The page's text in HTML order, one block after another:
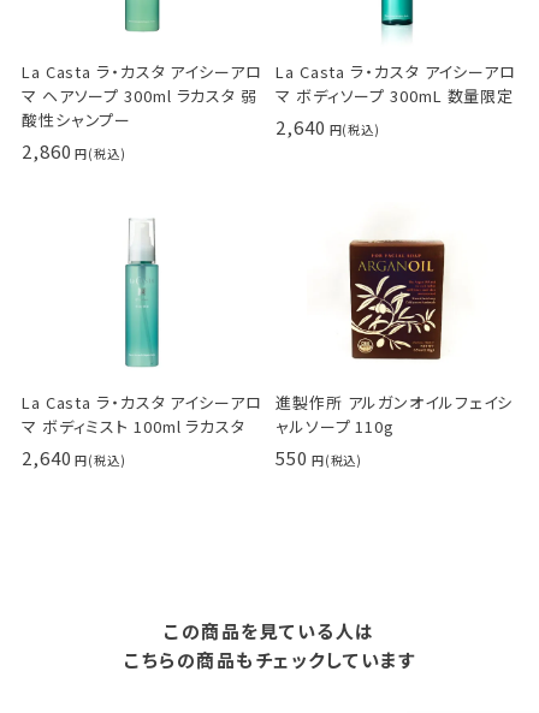
La Casta ラ・カスタ アイシーアロ
マ ヘアソープ 300ml ラカスタ 弱
酸性シャンプー
2,860
La Casta ラ・カスタ アイシーアロ
マ ボディソープ 300mL 数量限定
2,640
La Casta ラ・カスタ アイシーアロ
マ ボディミスト 100ml ラカスタ
2,640
進製作所 アルガンオイルフェイシ
ャルソープ 110g
550
この商品を見ている人は
こちらの商品もチェックしています